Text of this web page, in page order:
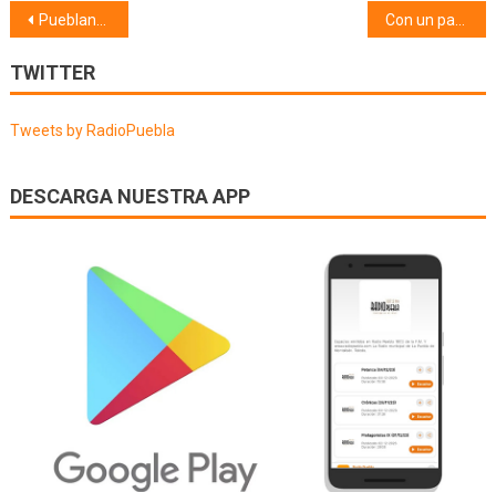
Navegación
de
entradas
Pueblan@s por el mundo (16/03/26) Soledad Muñoz González
TWITTER
Tweets by RadioPuebla
DESCARGA NUESTRA APP